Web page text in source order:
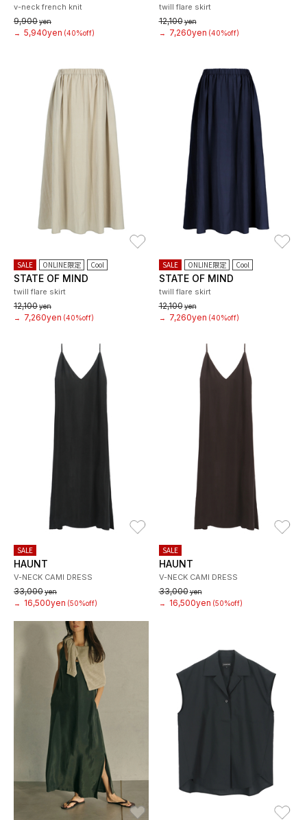
v-neck french knit
9,900yen
→ 5,940yen (40%off)
twill flare skirt
12,100yen
→
7,260yen (40%off)
SALE ONLINE限定 Cool
STATE OF MIND
twill flare skirt
12,100yen
→
7,260yen (40%off)
SALE ONLINE限定 Cool
STATE OF MIND
twill flare skirt
12,100yen
→
7,260yen (40%off)
SALE
HAUNT
V-NECK CAMI DRESS
33,000yen
→
16,500yen (50%off)
SALE
HAUNT
V-NECK CAMI DRESS
33,000yen
→
16,500yen (50%off)